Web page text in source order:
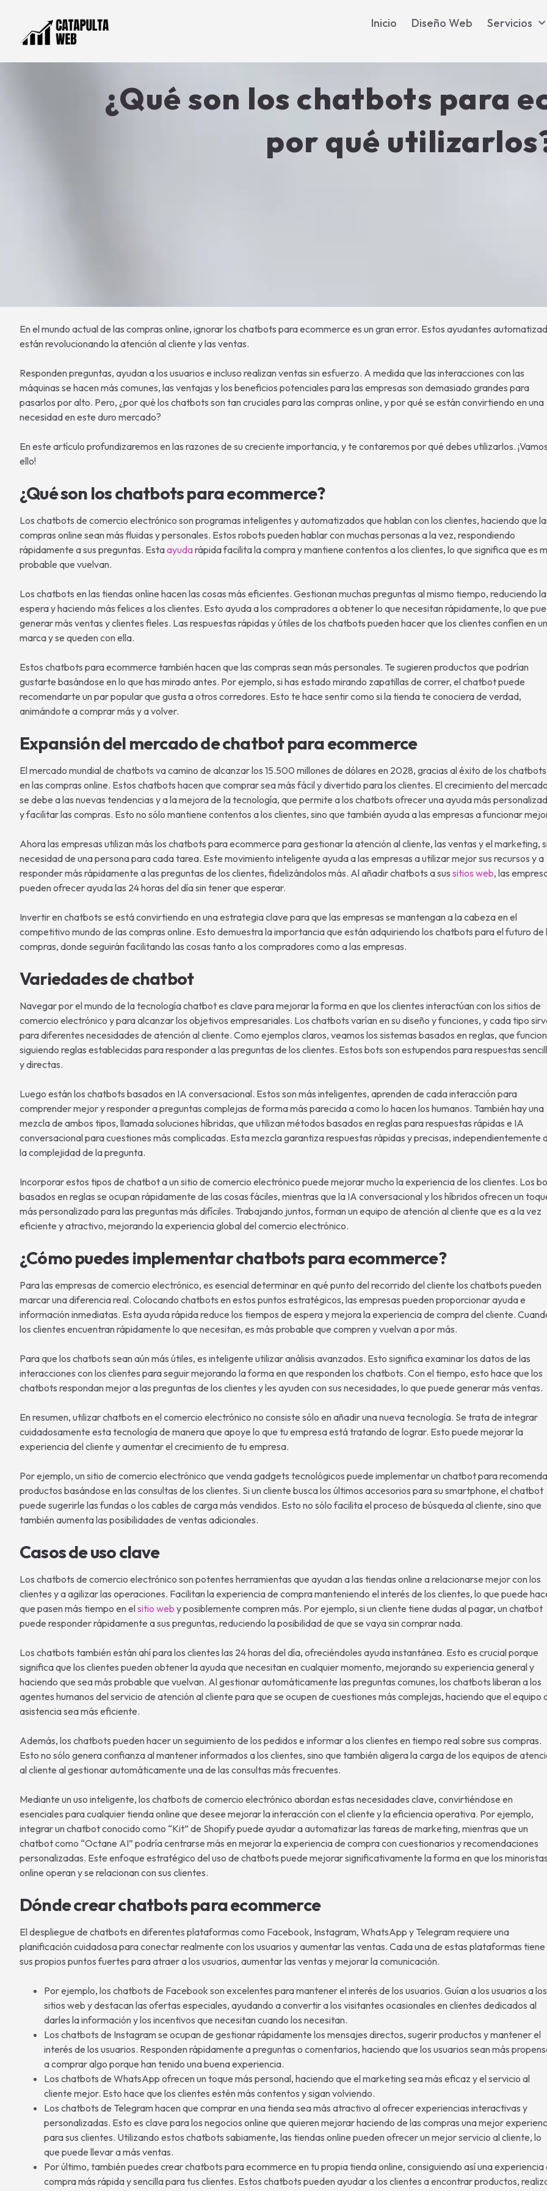
Inicio Diseño Web Servicios
¿Qué son los chatbots para
por qué
En el mundo actual de las compras online, ignorar los chatbots para ecommerce es un gran error. Estos ayudantes
están revolucionando la atención al cliente y las ventas.
Responden preguntas, ayudan a los usuarios e incluso realizan ventas sin esfuerzo. A medida que las interacciones con las
máquinas se hacen más comunes, las ventajas y los beneficios potenciales para las empresas son demasiado grandes para
pasarlos por alto. Pero, ¿por qué los chatbots son tan cruciales para las compras online, y por qué se están convirtiendo en una
necesidad en este duro mercado?
En este artículo profundizaremos en las razones de su creciente importancia, y te contaremos por qué debes utilizarlos.
ello!
¿Qué son los chatbots para ecommerce?
Los chatbots de comercio electrónico son programas inteligentes y automatizados que hablan con los clientes, haciendo que
compras online sean más fluidas y personales. Estos robots pueden hablar con muchas personas a la vez, respondiendo
rápidamente a sus preguntas. Estaayudarápida facilita la compra y mantiene contentos a los clientes, lo que significa que es
probable que vuelvan.
Los chatbots en las tiendas online hacen las cosas más eficientes. Gestionan muchas preguntas al mismo tiempo, reduciendo la
espera y haciendo más felices a los clientes. Esto ayuda a los compradores a obtener lo que necesitan rápidamente, lo que
generar más ventas y clientes fieles. Las respuestas rápidas y útiles de los chatbots pueden hacer que los clientes confíen en
marca y se queden con ella.
Estos chatbots para ecommerce también hacen que las compras sean más personales. Te sugieren productos que podrían
gustarte basándose en lo que has mirado antes. Por ejemplo, si has estado mirando zapatillas de correr, el chatbot puede
recomendarte un par popular que gusta a otros corredores. Esto te hace sentir como si la tienda te conociera de verdad,
animándote a comprar más y a volver.
Expansión del mercado de chatbot para ecommerce
El mercado mundial de chatbots va camino de alcanzar los 15.500 millones de dólares en 2028, gracias al éxito de los chatbots
en las compras online. Estos chatbots hacen que comprar sea más fácil y divertido para los clientes. El crecimiento del
se debe a las nuevas tendencias y a la mejora de la tecnología, que permite a los chatbots ofrecer una ayuda más
y facilitar las compras. Esto no sólo mantiene contentos a los clientes, sino que también ayuda a las empresas a funcionar
Ahora las empresas utilizan más los chatbots para ecommerce para gestionar la atención al cliente, las ventas y el marketing,
necesidad de una persona para cada tarea. Este movimiento inteligente ayuda a las empresas a utilizar mejor sus recursos y a
responder más rápidamente a las preguntas de los clientes, fidelizándolos más. Al añadir chatbots a sus sitios web, las
pueden ofrecer ayuda las 24 horas del día sin tener que esperar.
Invertir en chatbots se está convirtiendo en una estrategia clave para que las empresas se mantengan a la cabeza en el
competitivo mundo de las compras online. Esto demuestra la importancia que están adquiriendo los chatbots para el futuro de
compras, donde seguirán facilitando las cosas tanto a los compradores como a las empresas.
Variedades de chatbot
Navegar por el mundo de la tecnología chatbot es clave para mejorar la forma en que los clientes interactúan con los sitios de
comercio electrónico y para alcanzar los objetivos empresariales. Los chatbots varían en su diseño y funciones, y cada tipo
para diferentes necesidades de atención al cliente. Como ejemplos claros, veamos los sistemas basados en reglas, que
siguiendo reglas establecidas para responder a las preguntas de los clientes. Estos bots son estupendos para respuestas
y directas.
Luego están los chatbots basados en IA conversacional. Estos son más inteligentes, aprenden de cada interacción para
comprender mejor y responder a preguntas complejas de forma más parecida a como lo hacen los humanos. También hay una
mezcla de ambos tipos, llamada soluciones híbridas, que utilizan métodos basados en reglas para respuestas rápidas e IA
conversacional para cuestiones más complicadas. Esta mezcla garantiza respuestas rápidas y precisas, independientemente
la complejidad de la pregunta.
Incorporar estos tipos de chatbot a un sitio de comercio electrónico puede mejorar mucho la experiencia de los clientes. Los
basados en reglas se ocupan rápidamente de las cosas fáciles, mientras que la IA conversacional y los híbridos ofrecen un
más personalizado para las preguntas más difíciles. Trabajando juntos, forman un equipo de atención al cliente que es a la vez
eficiente y atractivo, mejorando la experiencia global del comercio electrónico.
¿Cómo puedes implementar chatbots para ecommerce?
Para las empresas de comercio electrónico, es esencial determinar en qué punto del recorrido del cliente los chatbots pueden
marcar una diferencia real. Colocando chatbots en estos puntos estratégicos, las empresas pueden proporcionar ayuda e
información inmediatas. Esta ayuda rápida reduce los tiempos de espera y mejora la experiencia de compra del cliente.
los clientes encuentran rápidamente lo que necesitan, es más probable que compren y vuelvan a por más.
Para que los chatbots sean aún más útiles, es inteligente utilizar análisis avanzados. Esto significa examinar los datos de las
interacciones con los clientes para seguir mejorando la forma en que responden los chatbots. Con el tiempo, esto hace que los
chatbots respondan mejor a las preguntas de los clientes y les ayuden con sus necesidades, lo que puede generar más ventas.
En resumen, utilizar chatbots en el comercio electrónico no consiste sólo en añadir una nueva tecnología. Se trata de integrar
cuidadosamente esta tecnología de manera que apoye lo que tu empresa está tratando de lograr. Esto puede mejorar la
experiencia del cliente y aumentar el crecimiento de tu empresa.
Por ejemplo, un sitio de comercio electrónico que venda gadgets tecnológicos puede implementar un chatbot para
productos basándose en las consultas de los clientes. Si un cliente busca los últimos accesorios para su smartphone, el chatbot
puede sugerirle las fundas o los cables de carga más vendidos. Esto no sólo facilita el proceso de búsqueda al cliente, sino que
también aumenta las posibilidades de ventas adicionales.
Casos de uso clave
Los chatbots de comercio electrónico son potentes herramientas que ayudan a las tiendas online a relacionarse mejor con los
clientes y a agilizar las operaciones. Facilitan la experiencia de compra manteniendo el interés de los clientes, lo que puede
que pasen más tiempo en elsitio web y posiblemente compren más. Por ejemplo, si un cliente tiene dudas al pagar, un chatbot
puede responder rápidamente a sus preguntas, reduciendo la posibilidad de que se vaya sin comprar nada.
Los chatbots también están ahí para los clientes las 24 horas del día, ofreciéndoles ayuda instantánea. Esto es crucial porque
significa que los clientes pueden obtener la ayuda que necesitan en cualquier momento, mejorando su experiencia general y
haciendo que sea más probable que vuelvan. Al gestionar automáticamente las preguntas comunes, los chatbots liberan a los
agentes humanos del servicio de atención al cliente para que se ocupen de cuestiones más complejas, haciendo que el equipo
asistencia sea más eficiente.
Además, los chatbots pueden hacer un seguimiento de los pedidos e informar a los clientes en tiempo real sobre sus compras.
Esto no sólo genera confianza al mantener informados a los clientes, sino que también aligera la carga de los equipos de
al cliente al gestionar automáticamente una de las consultas más frecuentes.
Mediante un uso inteligente, los chatbots de comercio electrónico abordan estas necesidades clave, convirtiéndose en
esenciales para cualquier tienda online que desee mejorar la interacción con el cliente y la eficiencia operativa. Por ejemplo,
integrar un chatbot conocido como “Kit” de Shopify puede ayudar a automatizar las tareas de marketing, mientras que un
chatbot como “Octane AI” podría centrarse más en mejorar la experiencia de compra con cuestionarios y recomendaciones
personalizadas. Este enfoque estratégico del uso de chatbots puede mejorar significativamente la forma en que los
online operan y se relacionan con sus clientes.
Dónde crear chatbots para ecommerce
El despliegue de chatbots en diferentes plataformas como Facebook, Instagram, WhatsApp y Telegram requiere una
planificación cuidadosa para conectar realmente con los usuarios y aumentar las ventas. Cada una de estas plataformas tiene
sus propios puntos fuertes para atraer a los usuarios, aumentar las ventas y mejorar la comunicación.
Por ejemplo, los chatbots de Facebook son excelentes para mantener el interés de los usuarios. Guían a los usuarios a los
sitios web y destacan las ofertas especiales, ayudando a convertir a los visitantes ocasionales en clientes dedicados al
darles la información y los incentivos que necesitan cuando los necesitan.
Los chatbots de Instagram se ocupan de gestionar rápidamente los mensajes directos, sugerir productos y mantener el
interés de los usuarios. Responden rápidamente a preguntas o comentarios, haciendo que los usuarios sean más
a comprar algo porque han tenido una buena experiencia.
Los chatbots de WhatsApp ofrecen un toque más personal, haciendo que el marketing sea más eficaz y el servicio al
cliente mejor. Esto hace que los clientes estén más contentos y sigan volviendo.
Los chatbots de Telegram hacen que comprar en una tienda sea más atractivo al ofrecer experiencias interactivas y
personalizadas. Esto es clave para los negocios online que quieren mejorar haciendo de las compras una mejor
para sus clientes. Utilizando estos chatbots sabiamente, las tiendas online pueden ofrecer un mejor servicio al cliente, lo
que puede llevar a más ventas.
Por último, también puedes crear chatbots para ecommerce en tu propia tienda online, consiguiendo así una experiencia
compra más rápida y sencilla para tus clientes. Estos chatbots pueden ayudar a los clientes a encontrar productos,